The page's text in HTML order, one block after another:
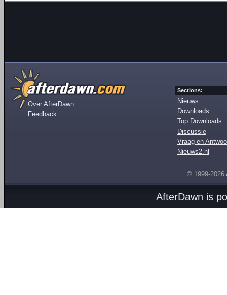
Over AfterDawn
Feedback
Sections:
Nieuws
Downloads
Top Downloads
Discussie
Vraag en
Nieuws2.nl
© 1999-2026
AfterDawn is